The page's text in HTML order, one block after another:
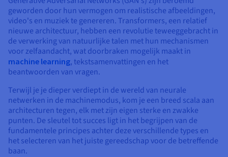
geworden door hun vermogen om realistische afbeeldingen,
video's en muziek te genereren. Transformers, een relatief
nieuwe architectuur, hebben een revolutie teweeggebracht in
de verwerking van natuurlijke talen met hun mechanismen
voor zelfaandacht, wat doorbraken mogelijk maakt in
machine learning, tekstsamenvattingen en het
beantwoorden van vragen.
Terwijl je je dieper verdiept in de wereld van neurale
netwerken in de machinemodus, kom je een breed scala aan
architecturen tegen, elk met zijn eigen sterke en zwakke
punten. De sleutel tot succes ligt in het begrijpen van de
fundamentele principes achter deze verschillende types en
het selecteren van het juiste gereedschap voor de betreffende
baan.